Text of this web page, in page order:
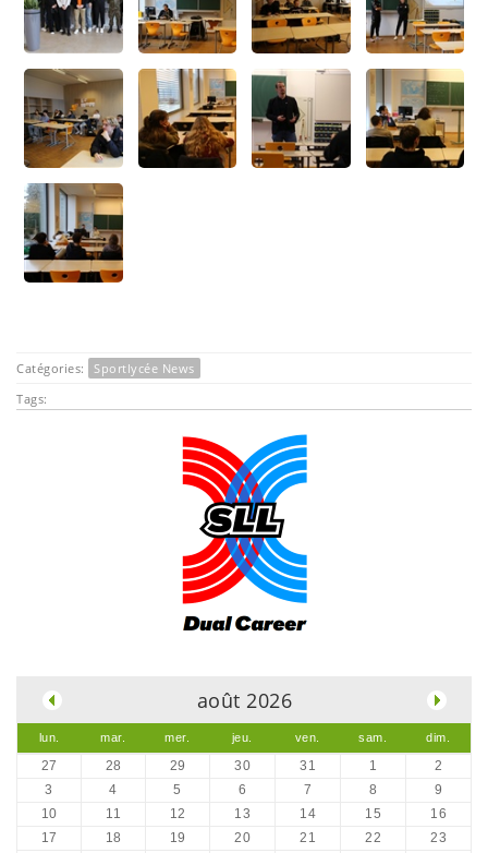
Catégories:
Sportlycée News
Tags:
août 2026
lun. mar. mer. jeu. ven. sam. dim.
27 28 29 30 31 1
2
3
4 5 6 7 8
9
10
11 12 13 14 15
16
17
18 19 20 21 22
23